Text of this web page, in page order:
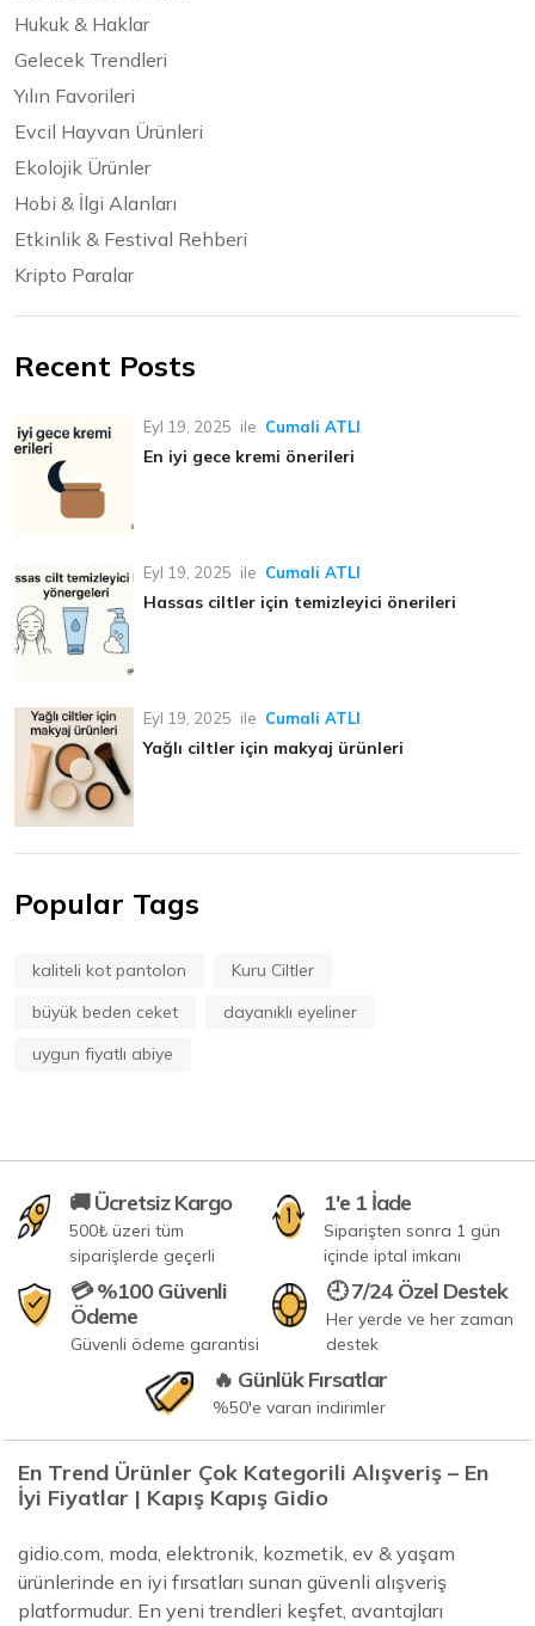
Hukuk & Haklar
Gelecek Trendleri
Yılın Favorileri
Evcil Hayvan Ürünleri
Ekolojik Ürünler
Hobi & İlgi Alanları
Etkinlik & Festival Rehberi
Kripto Paralar
Recent Posts
Eyl 19, 2025 ile Cumali ATLI
En iyi gece kremi önerileri
Eyl 19, 2025 ile Cumali ATLI
Hassas ciltler için temizleyici önerileri
Eyl 19, 2025 ile Cumali ATLI
Yağlı ciltler için makyaj ürünleri
Popular Tags
kaliteli kot pantolon
Kuru Ciltler
büyük beden ceket
dayanıklı eyeliner
uygun fiyatlı abiye
🚚 Ücretsiz Kargo
500₺ üzeri tüm
siparişlerde geçerli
1'e 1 İade
Siparişten sonra 1 gün
içinde iptal imkanı
💳 %100 Güvenli
Ödeme
Güvenli ödeme garantisi
🕘 7/24 Özel Destek
Her yerde ve her zaman
destek
🔥 Günlük Fırsatlar
%50'e varan indirimler
En Trend Ürünler Çok Kategorili Alışveriş – En
İyi Fiyatlar | Kapış Kapış Gidio
gidio.com, moda, elektronik, kozmetik, ev & yaşam
ürünlerinde en iyi fırsatları sunan güvenli alışveriş
platformudur. En yeni trendleri keşfet, avantajları